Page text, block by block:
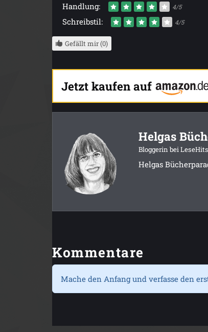
Handlung: 4/5
Schreibstil: 4/5
Gefällt mir (0)
Jetzt kaufen auf
Helgas
Bloggerin bei LeseHits
Helgas
Kommentare
Mache den Anfang und verfasse den